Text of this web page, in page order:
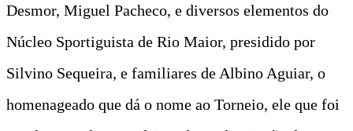
Desmor, Miguel Pacheco, e diversos elementos do
Núcleo Sportiguista de Rio Maior, presidido por
Silvino Sequeira, e familiares de Albino Aguiar, o
homenageado que dá o nome ao Torneio, ele que foi